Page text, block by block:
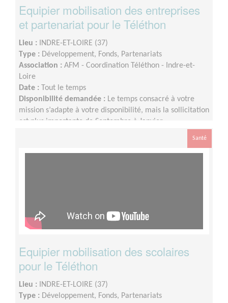
Equipier mobilisation des entreprises
et partenariat pour le Téléthon
Lieu :
INDRE-ET-LOIRE (37)
Type : Développement, Fonds, Partenariats
Association : AFM - Coordination Téléthon - Indre-et-
Loire
Date :
Tout le temps
Disponibilité demandée : Le temps consacré à votre
mission s’adapte à votre disponibilité, mais la sollicitation
est plus importante de Septembre à Janvier
Santé
Equipier mobilisation des scolaires
pour le Téléthon
Lieu :
INDRE-ET-LOIRE (37)
Type : Développement, Fonds, Partenariats